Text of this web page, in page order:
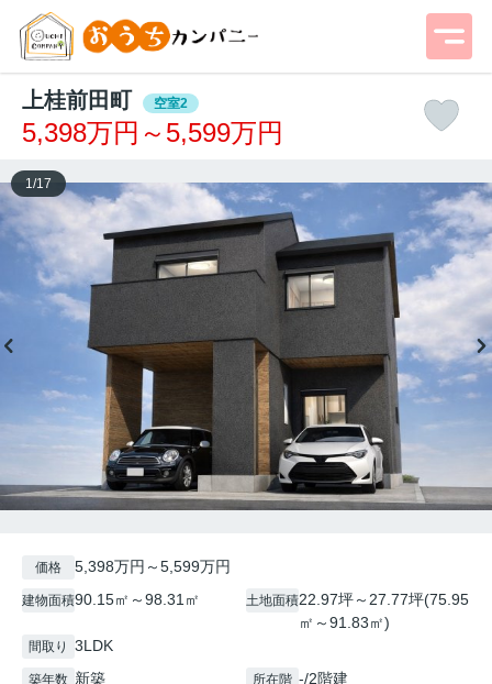
上桂前田町 空室2
5,398万円～5,599万円
1 /17
価格 5,398万円～5,599万円
建物面積90.15㎡～98.31㎡ 土地面積22.97坪～27.77坪(75.95
㎡～91.83㎡)
間取り 3LDK
築年数 新築 所在階 -/2階建